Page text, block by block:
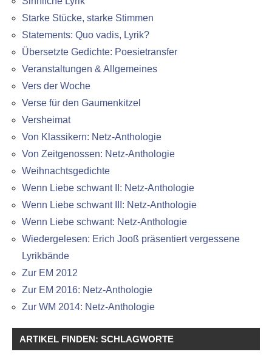
Starke Stücke, starke Stimmen
Statements: Quo vadis, Lyrik?
Übersetzte Gedichte: Poesietransfer
Veranstaltungen & Allgemeines
Vers der Woche
Verse für den Gaumenkitzel
Versheimat
Von Klassikern: Netz-Anthologie
Von Zeitgenossen: Netz-Anthologie
Weihnachtsgedichte
Wenn Liebe schwant II: Netz-Anthologie
Wenn Liebe schwant III: Netz-Anthologie
Wenn Liebe schwant: Netz-Anthologie
Wiedergelesen: Erich Jooß präsentiert vergessene
Lyrikbände
Zur EM 2012
Zur EM 2016: Netz-Anthologie
Zur WM 2014: Netz-Anthologie
ARTIKEL FINDEN: SCHLAGWORTE